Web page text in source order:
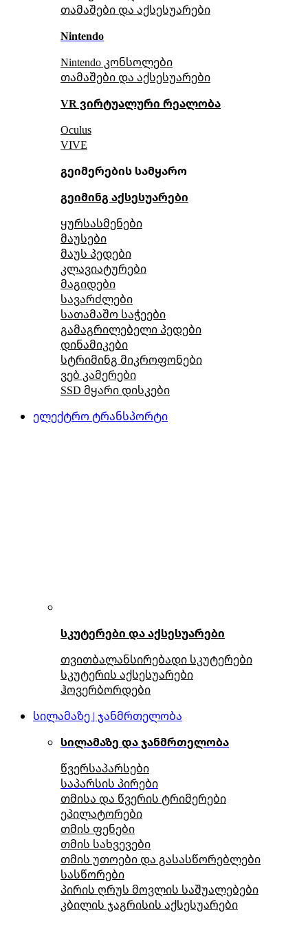
თამაშები და აქსესუარები
Nintendo
Nintendo კონსოლები
თამაშები და აქსესუარები
VR ვირტუალური რეალობა
Oculus
VIVE
გეიმერების სამყარო
გეიმინგ აქსესუარები
ყურსასმენები
მაუსები
მაუს პედები
კლავიატურები
მაგიდები
სავარძლები
სათამაშო საჭეები
გამაგრილებელი პედები
დინამიკები
სტრიმინგ მიკროფონები
ვებ კამერები
SSD მყარი დისკები
ელექტრო ტრანსპორტი
სკუტერები და აქსესუარები
თვითბალანსირებადი სკუტერები
სკუტერის აქსესუარები
ჰოვერბორდები
სილამაზე | ჯანმრთელობა
სილამაზე და ჯანმრთელობა
წვერსაპარსები
საპარსის პირები
თმისა და წვერის ტრიმერები
ეპილატორები
თმის ფენები
თმის სახვევები
თმის უთოები და გასასწორებლები
სასწორები
პირის ღრუს მოვლის საშუალებები
კბილის ჯაგრისის აქსესუარები